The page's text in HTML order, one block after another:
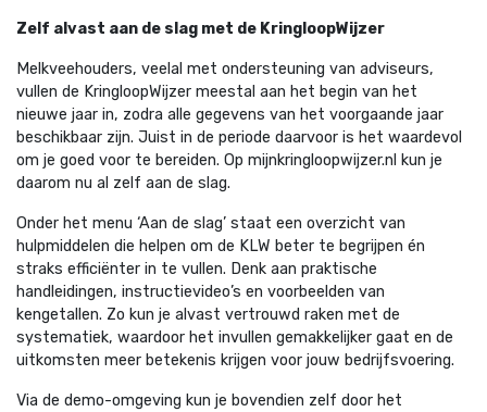
Zelf alvast aan de slag met de KringloopWijzer
Melkveehouders, veelal met ondersteuning van adviseurs,
vullen de KringloopWijzer meestal aan het begin van het
nieuwe jaar in, zodra alle gegevens van het voorgaande jaar
beschikbaar zijn. Juist in de periode daarvoor is het waardevol
om je goed voor te bereiden. Op mijnkringloopwijzer.nl kun je
daarom nu al zelf aan de slag.
Onder het menu ‘Aan de slag’ staat een overzicht van
hulpmiddelen die helpen om de KLW beter te begrijpen én
straks efficiënter in te vullen. Denk aan praktische
handleidingen, instructievideo’s en voorbeelden van
kengetallen. Zo kun je alvast vertrouwd raken met de
systematiek, waardoor het invullen gemakkelijker gaat en de
uitkomsten meer betekenis krijgen voor jouw bedrijfsvoering.
Via de demo-omgeving kun je bovendien zelf door het